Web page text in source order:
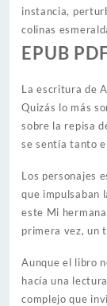
instancia,
colinas
EPUB
La escritura de
Quizás lo más
sobre la repisa
se sentía tanto
Los personajes
que impulsaban
este Mi
primera vez, un
Aunque el libro
hacía una
complejo que